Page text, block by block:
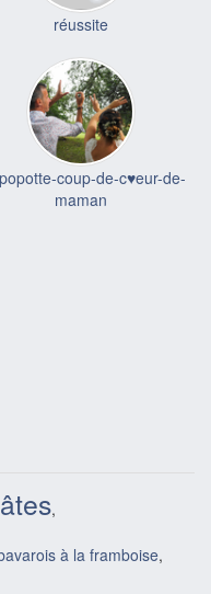
réussite
coup-de-c♥eur-de-
maman
,
à la framboise,